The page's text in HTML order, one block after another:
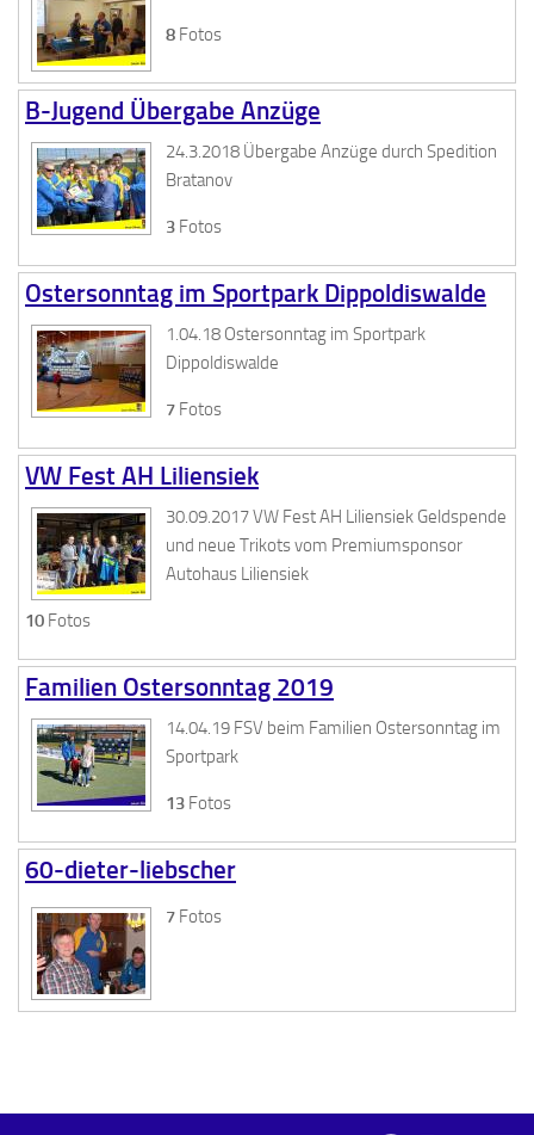
8 Fotos
B-Jugend Übergabe Anzüge
24.3.2018 Übergabe Anzüge durch Spedition
Bratanov
3 Fotos
Ostersonntag im Sportpark Dippoldiswalde
1.04.18 Ostersonntag im Sportpark
Dippoldiswalde
7 Fotos
VW Fest AH Liliensiek
30.09.2017 VW Fest AH Liliensiek Geldspende
und neue Trikots vom Premiumsponsor
Autohaus Liliensiek
10 Fotos
Familien Ostersonntag 2019
14.04.19 FSV beim Familien Ostersonntag im
Sportpark
13 Fotos
60-dieter-liebscher
7 Fotos